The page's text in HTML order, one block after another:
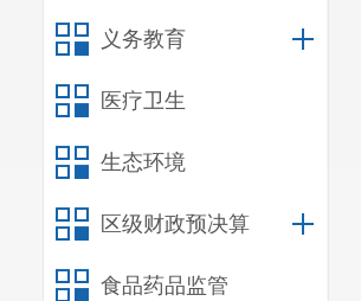
义务教育
医疗卫生
生态环境
区级财政预决算
食品药品监管